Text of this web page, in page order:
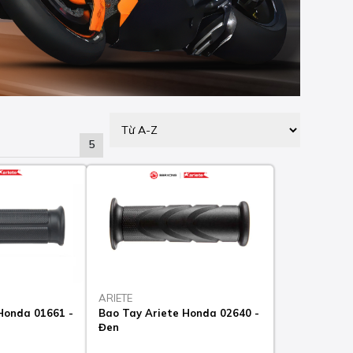
5
01661 -
ARIETE
Bao Tay Ariete Honda 02640 -
Đen